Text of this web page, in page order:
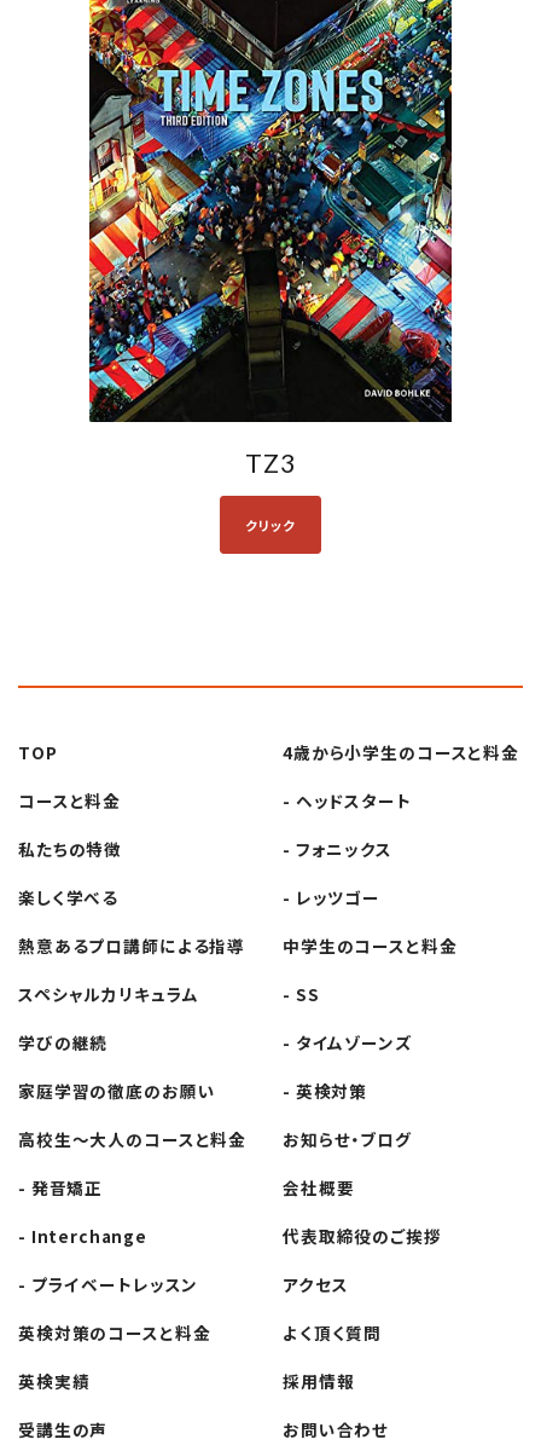
TZ3
クリック
TOP
コースと料金
私たちの特徴
楽しく学べる
熱意あるプロ講師による指導
スペシャルカリキュラム
学びの継続
家庭学習の徹底のお願い
4歳から小学生の コースと料金
- ヘッドスタート
- フォニックス
- レッツゴー
中学生のコースと料金
- SS
- タイムゾーンズ
- 英検対策
高校生～大人の コースと料金
- 発音矯正
- Interchange
- プライベート レッスン
英検対策の コースと料金
英検実績
受講生の声
お知らせ・ブログ
会社概要
代表取締役のご挨拶
アクセス
よく頂く質問
採用情報
お問い合わせ